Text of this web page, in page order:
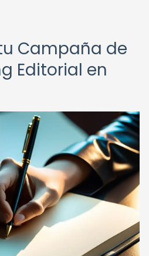
Campaña de
Editorial en